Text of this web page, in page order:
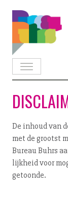
Skip
to
content
De inhoud van
met de grootst
Bureau Buhrs
lijk­heid voor
getoonde.